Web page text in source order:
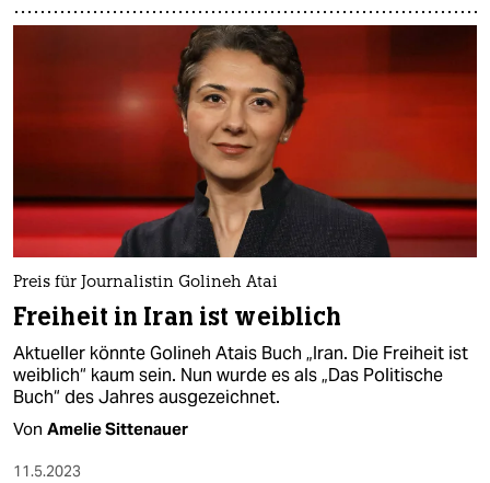
Preis für Journalistin Golineh Atai
Freiheit in Iran ist weiblich
Aktueller könnte Golineh Atais Buch „Iran. Die Freiheit ist
weiblich“ kaum sein. Nun wurde es als „Das Politische
Buch“ des Jahres ausgezeichnet.
Von Amelie Sittenauer
11.5.2023